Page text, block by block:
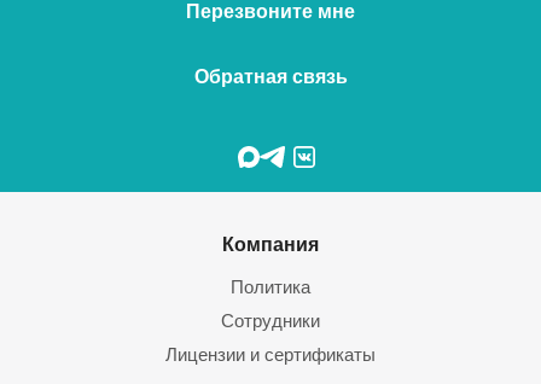
Перезвоните мне
Обратная связь
Компания
Политика
Сотрудники
Лицензии и сертификаты